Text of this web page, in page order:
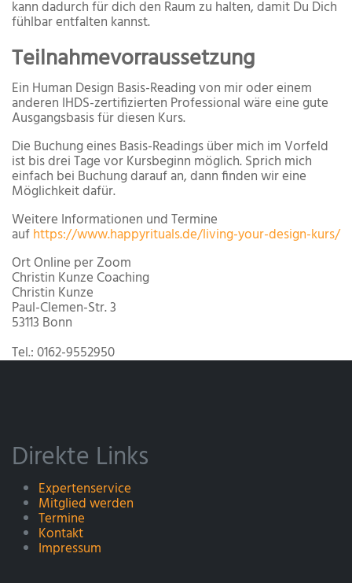
kann dadurch für dich den Raum zu halten, damit Du Dich
fühlbar entfalten kannst.
Teilnahmevorraussetzung
Ein Human Design Basis-Reading von mir oder einem
anderen IHDS-zertifizierten Professional wäre eine gute
Ausgangsbasis für diesen Kurs.
Die Buchung eines Basis-Readings über mich im Vorfeld
ist bis drei Tage vor Kursbeginn möglich. Sprich mich
einfach bei Buchung darauf an, dann finden wir eine
Möglichkeit dafür.
Weitere Informationen und Termine
aufhttps://www.happyrituals.de/living-your-design-kurs/
OrtOnline per Zoom
Christin Kunze Coaching
Christin Kunze
Paul-Clemen-Str. 3
53113 Bonn
Tel.: 0162-9552950
Direkte Links
Expertenservice
Mitglied werden
Termine
Kontakt
Impressum